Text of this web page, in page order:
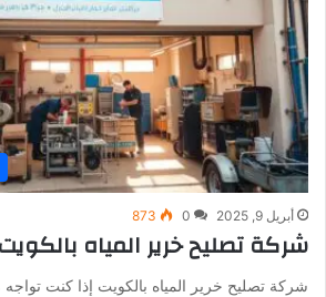
أبريل 9, 2025 0
873
شركة تصليح خرير المياه بالكويت 95515270
شركة تصليح خرير المياه بالكويت إذا كنت